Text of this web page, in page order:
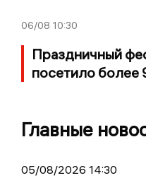
06/08 10:30
Праздничный
посетило более
Главные
05/08/2026 14:30